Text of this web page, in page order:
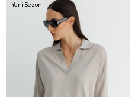
Yeni Sezon